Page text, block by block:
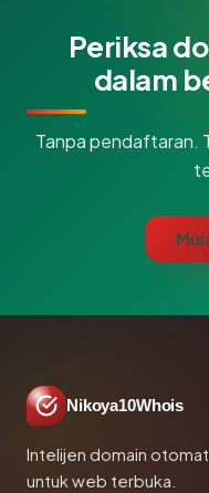
Periksa
dalam
Tanpa pendaftaran.
Nikoya10Whois
Intelijen domain
untuk web terbuka.